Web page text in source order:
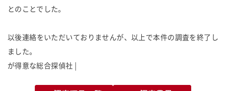
とのことでした。
以後連絡をいただいておりませんが、以上で本件の調査を終了し
ました。
が得意な総合探偵社